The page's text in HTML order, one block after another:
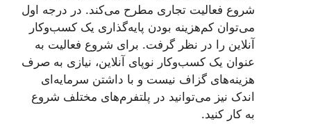
شروع فعالیت تجاری مطرح می‌کند. در درجه اول
می‌توان کم‌هزینه بودن پایه‌گذاری یک کسب‌وکار
آنلاین را در نظر گرفت. برای شروع فعالیت به
عنوان یک کسب‌وکار نوپای آنلاین، نیازی به صرف
هزینه‌های گزاف نیست و با داشتن سرمایه‌ای
اندک نیز می‌توانید در پلتفرم‌های مختلف شروع
به کار کنید.